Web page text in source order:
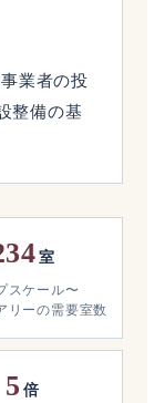
業者の投
整備の基
室
スケール〜
リーの需要室数
5 倍